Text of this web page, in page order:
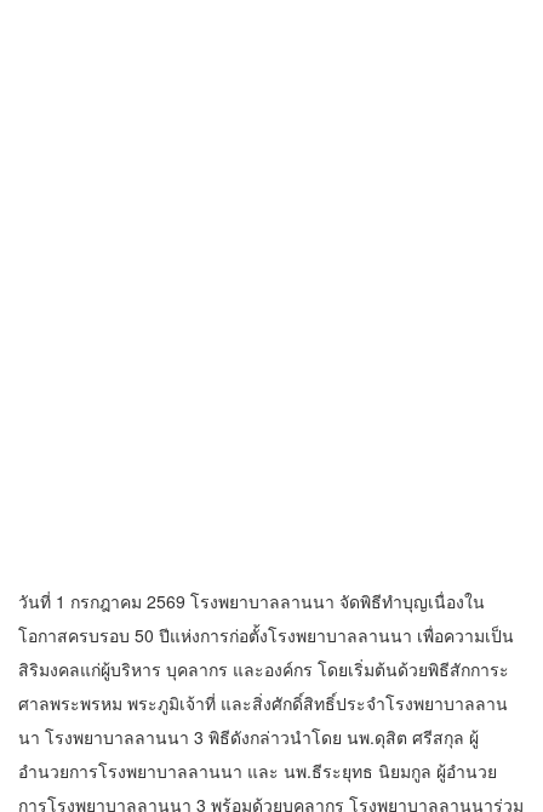
วันที่ 1 กรกฎาคม 2569 โรงพยาบาลลานนา จัดพิธีทำบุญเนื่องใน
โอกาสครบรอบ 50 ปีแห่งการก่อตั้งโรงพยาบาลลานนา เพื่อความเป็น
สิริมงคลแก่ผู้บริหาร บุคลากร และองค์กร โดยเริ่มต้นด้วยพิธีสักการะ
ศาลพระพรหม พระภูมิเจ้าที่ และสิ่งศักดิ์สิทธิ์ประจำโรงพยาบาลลาน
นา โรงพยาบาลลานนา 3 พิธีดังกล่าวนำโดย นพ.ดุสิต ศรีสกุล ผู้
อำนวยการโรงพยาบาลลานนา และ นพ.ธีระยุทธ นิยมกูล ผู้อำนวย
การโรงพยาบาลลานนา 3 พร้อมด้วยบุคลากร โรงพยาบาลลานนาร่วม